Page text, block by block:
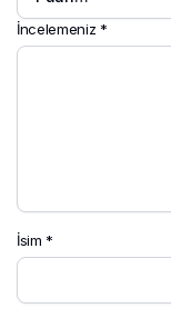
İncelemeniz *
İsim *